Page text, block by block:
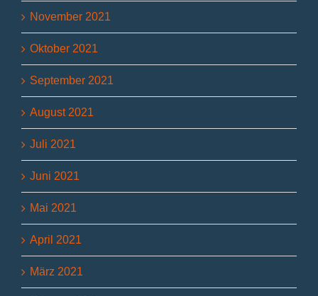
November 2021
Oktober 2021
September 2021
August 2021
Juli 2021
Juni 2021
Mai 2021
April 2021
März 2021